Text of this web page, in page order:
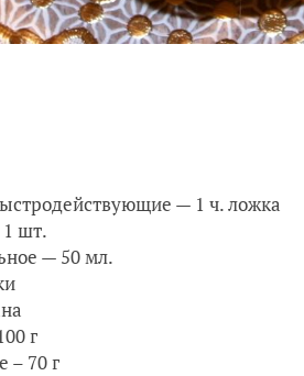
— 1 ч. ложка
шт.
— 50 мл.
г
– 70 г